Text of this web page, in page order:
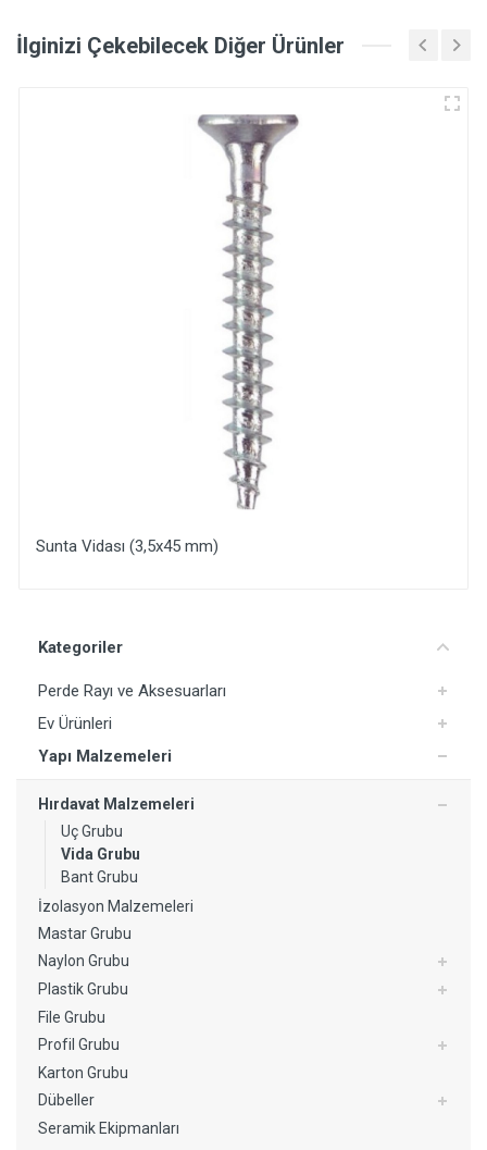
Kategoriler
Perde Rayı ve Aksesuarları
Ev Ürünleri
Yapı Malzemeleri
Hırdavat Malzemeleri
Uç Grubu
Vida Grubu
Bant Grubu
İzolasyon Malzemeleri
Mastar Grubu
Naylon Grubu
Plastik Grubu
File Grubu
Profil Grubu
Karton Grubu
Dübeller
Seramik Ekipmanları
İlginizi Çekebilecek Diğer Ürünler
Sunta Vidası (3,5x45 mm)